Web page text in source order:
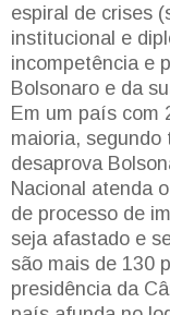
espiral de crises
institucional e
incompetência e
Bolsonaro e da
Em um país com
maioria, segundo
desaprova
Nacional atenda
de processo de
seja afastado e
são mais de 130
presidência da